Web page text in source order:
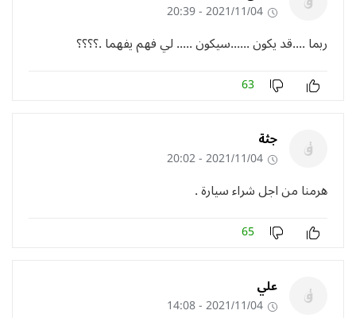
2021/11/04 - 20:39
ربما ....قد يكون ......سيكون ..... لي فهم يفهما .؟؟؟؟
63
جثة
2021/11/04 - 20:02
هرمنا من اجل شراء سيارة .
65
علي
2021/11/04 - 14:08